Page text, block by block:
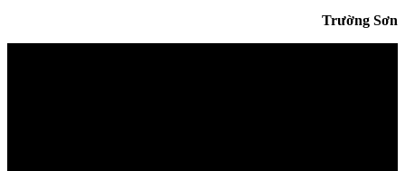
Trường Sơn